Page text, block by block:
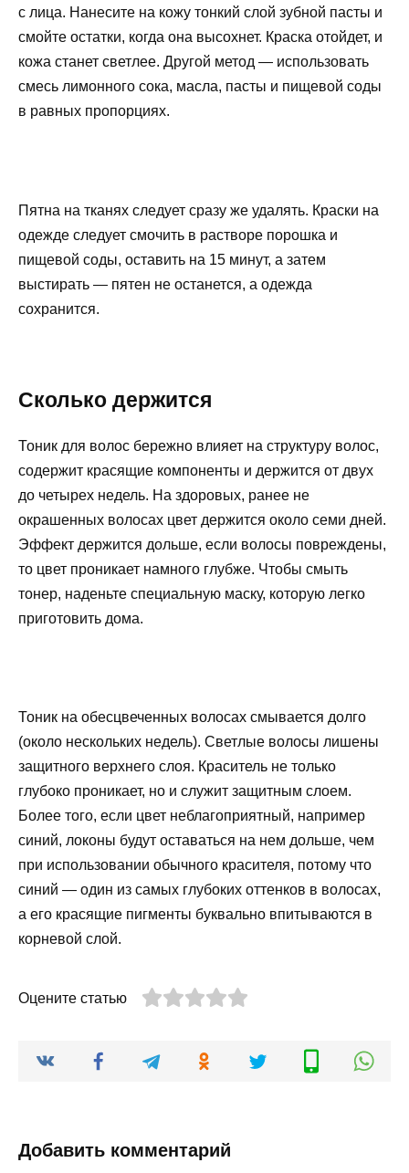
с лица. Нанесите на кожу тонкий слой зубной пасты и
смойте остатки, когда она высохнет. Краска отойдет, и
кожа станет светлее. Другой метод — использовать
смесь лимонного сока, масла, пасты и пищевой соды
в равных пропорциях.
Пятна на тканях следует сразу же удалять. Краски на
одежде следует смочить в растворе порошка и
пищевой соды, оставить на 15 минут, а затем
выстирать — пятен не останется, а одежда
сохранится.
Сколько держится
Тоник для волос бережно влияет на структуру волос,
содержит красящие компоненты и держится от двух
до четырех недель. На здоровых, ранее не
окрашенных волосах цвет держится около семи дней.
Эффект держится дольше, если волосы повреждены,
то цвет проникает намного глубже. Чтобы смыть
тонер, наденьте специальную маску, которую легко
приготовить дома.
Тоник на обесцвеченных волосах смывается долго
(около нескольких недель). Светлые волосы лишены
защитного верхнего слоя. Краситель не только
глубоко проникает, но и служит защитным слоем.
Более того, если цвет неблагоприятный, например
синий, локоны будут оставаться на нем дольше, чем
при использовании обычного красителя, потому что
синий — один из самых глубоких оттенков в волосах,
а его красящие пигменты буквально впитываются в
корневой слой.
Оцените статью
Добавить комментарий